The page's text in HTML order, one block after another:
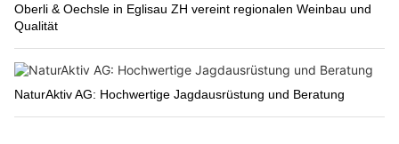
Oberli & Oechsle in Eglisau ZH vereint regionalen Weinbau und
Qualität
NaturAktiv AG: Hochwertige Jagdausrüstung und Beratung